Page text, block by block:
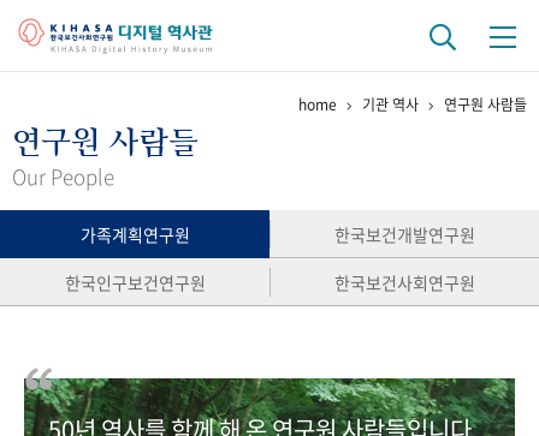
걸어온 길 기관 변천사
연구 역사
정책과 연구 키워드로 보는 연구 역사
연구자들
간행물 변천사
기록물 아카이브
home 기관 역사 연구원 사람들
연구원 사람들
Our People
가족계획연구원
한국보건개발연구원
한국인구보건연구원
한국보건사회연구원